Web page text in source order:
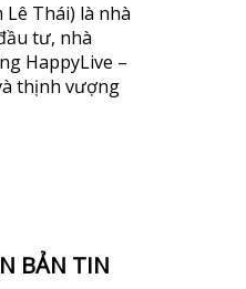
Lê Thái) là nhà
tư, nhà
HappyLive –
thịnh vượng
BẢN TIN